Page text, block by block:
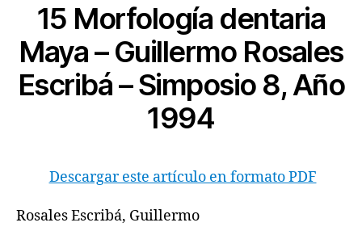
15 Morfología dentaria
Maya – Guillermo Rosales
Escribá – Simposio 8, Año
1994
Descargar este artículo en formato PDF
Rosales Escribá, Guillermo